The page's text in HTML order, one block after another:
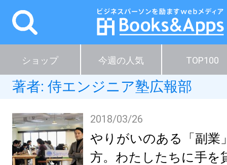
ショップ 今週の人気 TOP100
著者: 侍エンジニア塾広報部
2018/03/26
やりがいのある「副業
方。わたしたちに手を